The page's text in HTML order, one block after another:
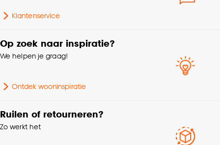
Klantenservice
Op zoek naar inspiratie?
We helpen je graag!
Ontdek wooninspiratie
Ruilen of retourneren?
Zo werkt het